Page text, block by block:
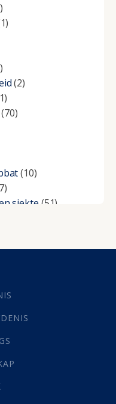
(2)
(70)
(10)
siekte (51)
(10)
(1)